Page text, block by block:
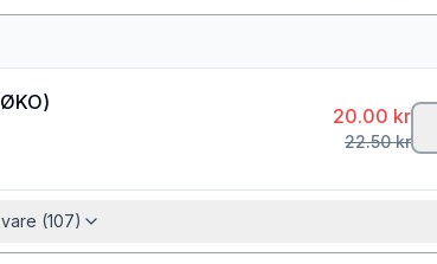
)
20.00 kr
22.50kr
(107)